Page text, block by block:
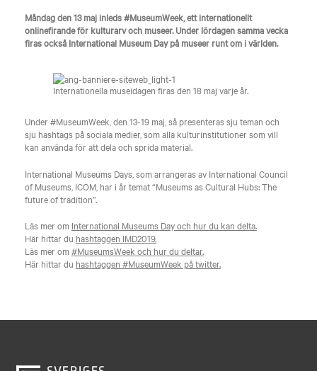
Måndag den 13 maj inleds #MuseumWeek, ett internationellt
onlinefirande för kulturarv och museer. Under lördagen samma vecka
firas också International Museum Day på museer runt om i världen.
Internationella museidagen firas den 18 maj varje år.
Under #MuseumWeek, den 13-19 maj, så presenteras sju teman och
sju hashtags på sociala medier, som alla kulturinstitutioner som vill
kan använda för att dela och sprida material.
International Museums Days, som arrangeras av International Council
of Museums, ICOM, har i år temat “Museums as Cultural Hubs: The
future of tradition”.
Läs mer om International Museums Day och hur du kan delta.
Här hittar du hashtaggen IMD2019.
Läs mer om#MuseumsWeek och hur du deltar.
Här hittar du hashtaggen #MuseumWeek på twitter.